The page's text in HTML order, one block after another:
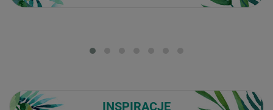
INSPIRACJE